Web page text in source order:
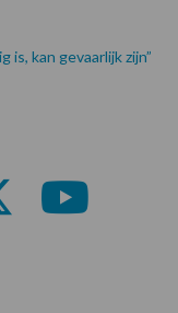
kan gevaarlijk zijn”